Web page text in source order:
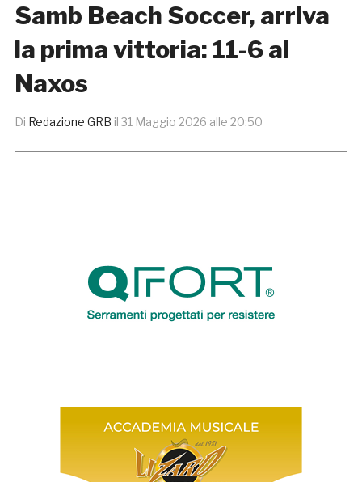
Samb Beach Soccer, arriva
la prima vittoria: 11-6 al
Naxos
Di Redazione GRB il 31 Maggio 2026 alle 20:50